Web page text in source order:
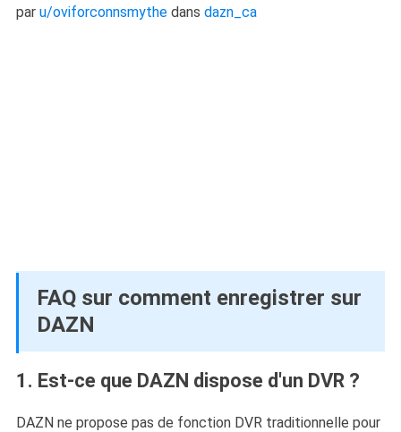
par u/oviforconnsmythedans dazn_ca
FAQ sur comment enregistrer sur
DAZN
1. Est-ce que DAZN dispose d'un DVR ?
DAZN ne propose pas de fonction DVR traditionnelle pour